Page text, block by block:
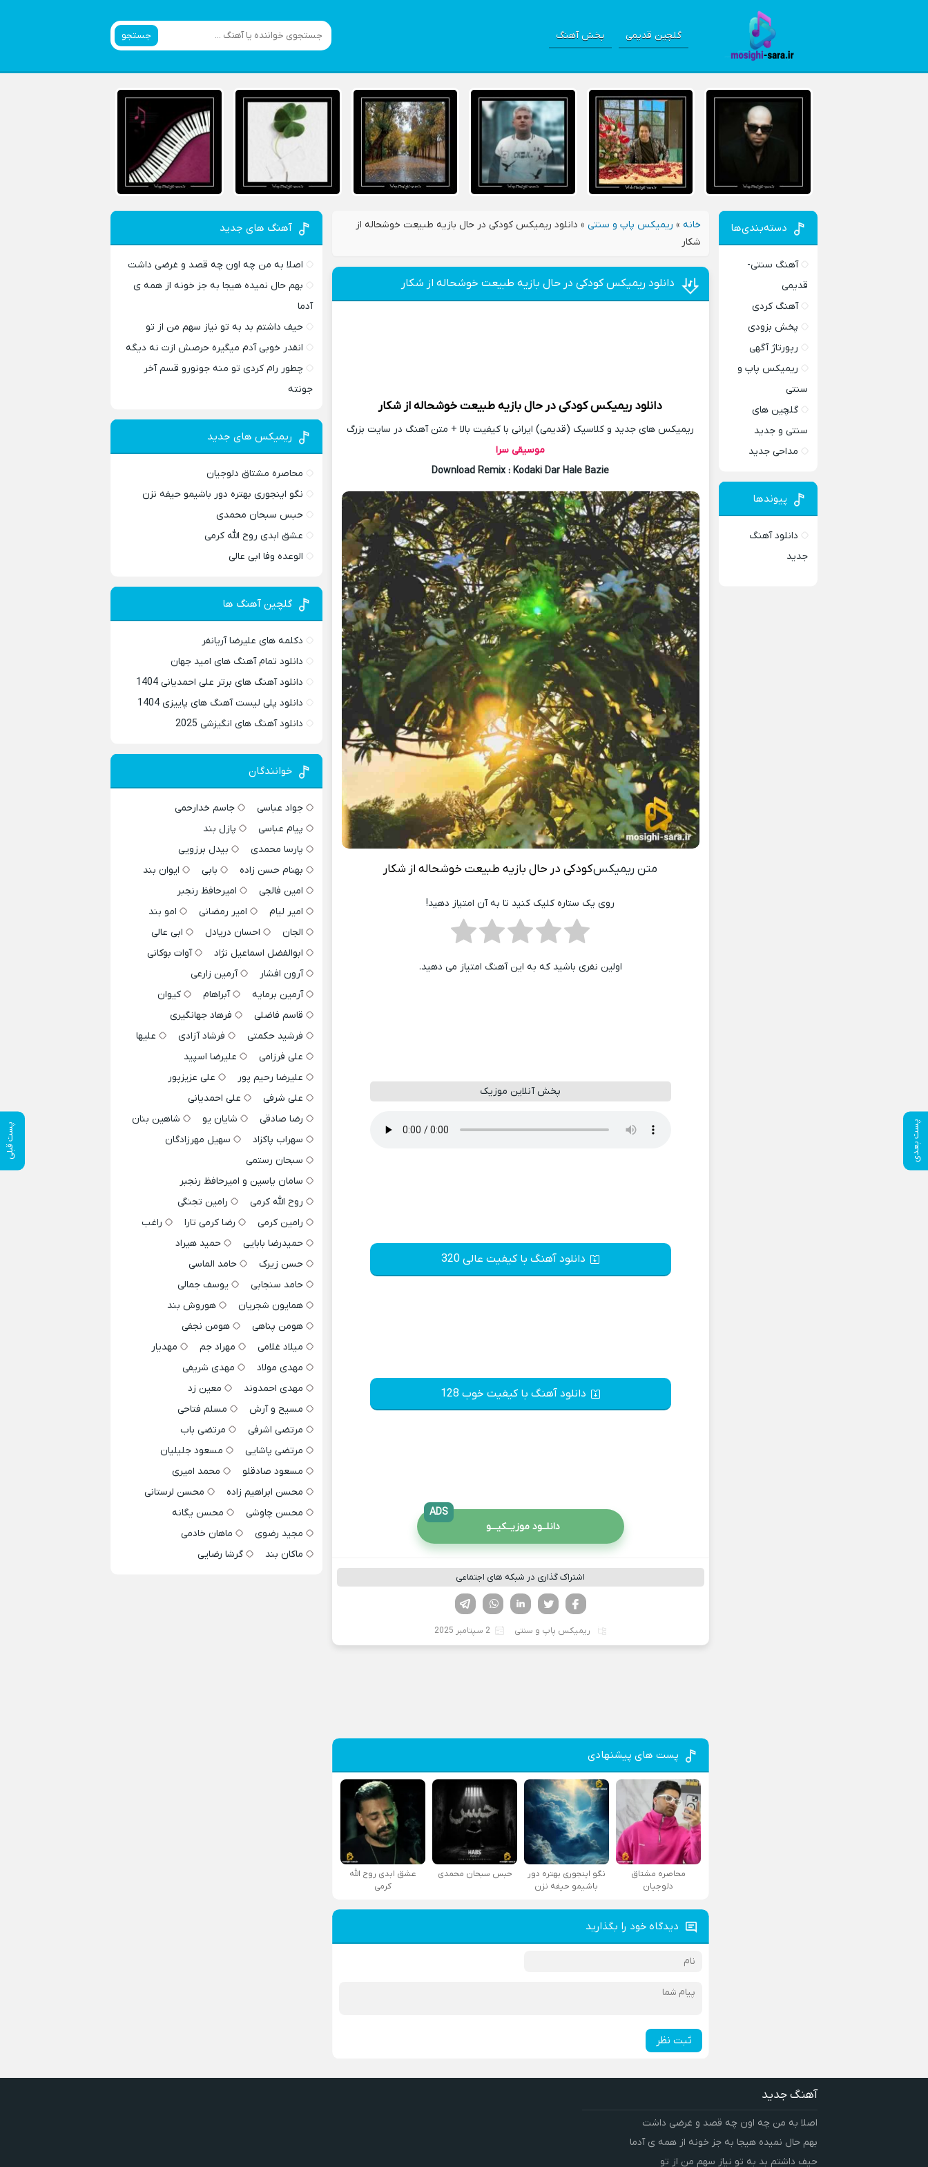
گلچین قدیمی پخش آهنگ جستجو
خانه » ریمیکس پاپ و سنتی » دانلود ریمیکس کودکی در حال بازیه طبیعت خوشحاله از
شکار
پست بعدی پست قبلی
دانلود ریمیکس کودکی در حال بازیه طبیعت خوشحاله از شکار
دانلود ریمیکسکودکی در حال بازیه طبیعت خوشحاله از شکار
ریمیکس های جدید و کلاسیک (قدیمی) ایرانی با کیفیت بالا + متن آهنگ در سایت بزرگ
موسیقی سرا
Download Remix : Kodaki Dar Hale Bazie
متن ریمیکسکودکی در حال بازیه طبیعت خوشحاله از شکار
روی یک ستاره کلیک کنید تا به آن امتیاز دهید!
اولین نفری باشید که به این آهنگ امتیاز می دهید.
پخش آنلاین موزیک
دانلود آهنگ با کیفیت عالی 320
دانلود آهنگ با کیفیت خوب 128
دانلــود موزیــکیـــو
ADS
اشتراک گذاری در شبکه های اجتماعی
لینکدین تویتر
فیسوک
ریمیکس پاپ و سنتی 2 سپتامبر 2025
پست های پیشنهادی
محاصره مشتاق
دلوجیان
نگو اینجوری بهتره دور
باشیمو حیفه نزن
حبس سبحان محمدی
عشق ابدی روح الله
کرمی
دیدگاه خود را بگذارید
ثبت نظر
دسته‌بندی‌ها
آهنگ سنتی-
قدیمی
آهنگ کردی
پخش بزودی
رپورتاژ آگهی
ریمیکس پاپ و
سنتی
گلچین های
سنتی و جدید
مداحی جدید
پیوندها
دانلود آهنگ
جدید
آهنگ های جدید
اصلا به من چه اون چه قصد و غرضی داشت
بهم حال نمیده هیجا به جز خونه از همه ی
آدما
حیف داشتم بد به تو نیاز سهم من از تو
انقدر خوبی آدم میگیره حرصش ازت نه دیگه
چطور رام کردی تو منه جونورو قسم آخر
جونته
ریمیکس های جدید
محاصره مشتاق دلوجیان
نگو اینجوری بهتره دور باشیمو حیفه نزن
حبس سبحان محمدی
عشق ابدی روح الله کرمی
الوعده وفا ابی عالی
گلچین آهنگ ها
دکلمه های علیرضا آریانفر
دانلود تمام آهنگ های امید جهان
دانلود آهنگ های برتر علی احمدیانی 1404
دانلود پلی لیست آهنگ های پاییزی 1404
دانلود آهنگ های انگیزشی 2025
خوانندگان
جواد عباسی
جاسم خدارحمی
پیام عباسی
پازل بند
پارسا محمدی
بیدل برزویی
بهنام حسن زاده
بابی
ایوان بند
امین فالجی
امیرحافظ رنجبر
امیر لیام
امیر رمضانی
امو بند
الجان
احسان دریادل
ابی عالی
ابوالفضل اسماعیل نژاد
آوات بوکانی
آرون افشار
آرمین زارعی
آرمین برمایه
آبراهام
کیوان
قاسم فاضلی
فرهاد جهانگیری
فرشید حکمتی
فرشاد آزادی
علیها
علی فرزامی
علیرضا اسپید
علیرضا رحیم پور
علی عزیزپور
علی شرفی
علی احمدیانی
رضا صادقی
شایان یو
شاهین بنان
سهراب پاکزاد
سهیل مهرزادگان
سبحان رستمی
سامان یاسین و امیرحافظ رنجبر
روح الله کرمی
رامین تجنگی
رامین کرمی
رضا کرمی تارا
راغب
حمیدرضا بابایی
حمید هیراد
حسن زیرک
حامد الماسی
حامد سنجابی
یوسف جمالی
همایون شجریان
هوروش بند
هومن پناهی
هومن نجفی
میلاد غلامی
مهراد جم
مهدیار
مهدی مولاد
مهدی شریفی
مهدی احمدوند
معین زد
مسیح و آرش
مسلم فتاحی
مرتضی اشرفی
مرتضی باب
مرتضی پاشایی
مسعود جلیلیان
مسعود صادقلو
محمد امیری
محسن ابراهیم زاده
محسن لرستانی
محسن چاوشی
محسن یگانه
مجید رضوی
ماهان خادمی
ماکان بند
گرشا رضایی
آهنگ جدید
اصلا به من چه اون چه قصد و غرضی داشت
بهم حال نمیده هیجا به جز خونه از همه ی آدما
حیف داشتم بد به تو نیاز سهم من از تو